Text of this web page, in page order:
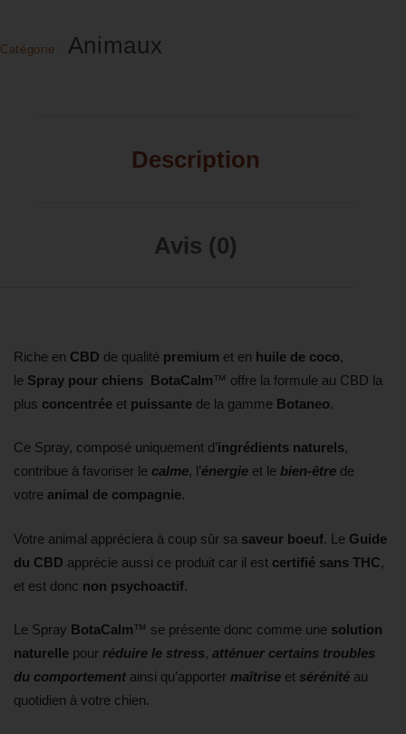
Catégorie : Animaux
Description
Avis (0)
Riche en CBD de qualité premium et en huile de coco,
le Spray pour chiens BotaCalm™ offre la formule au CBD la
plus concentrée et puissante de la gamme Botaneo.
Ce Spray, composé uniquement d’ingrédients naturels,
contribue à favoriser le calme, l’énergie et le bien-être de
votre animal de compagnie.
Votre animal appréciera à coup sûr sa saveur boeuf. Le Guide
du CBD apprécie aussi ce produit car il est certifié sans THC,
et est donc non psychoactif.
Le Spray BotaCalm™ se présente donc comme une solution
naturelle pour réduire le stress, atténuer certains troubles
du comportement ainsi qu’apporter maîtrise et sérénité au
quotidien à votre chien.